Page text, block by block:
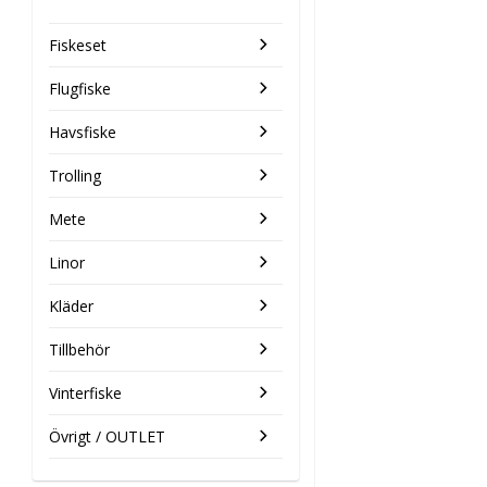
Fiskeset
Flugfiske
Havsfiske
Trolling
Mete
Linor
Kläder
Tillbehör
Vinterfiske
Övrigt / OUTLET